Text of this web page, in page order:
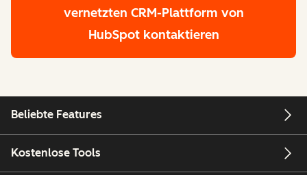
vernetzten CRM-Plattform von
HubSpot kontaktieren
Beliebte Features
Kostenlose Tools